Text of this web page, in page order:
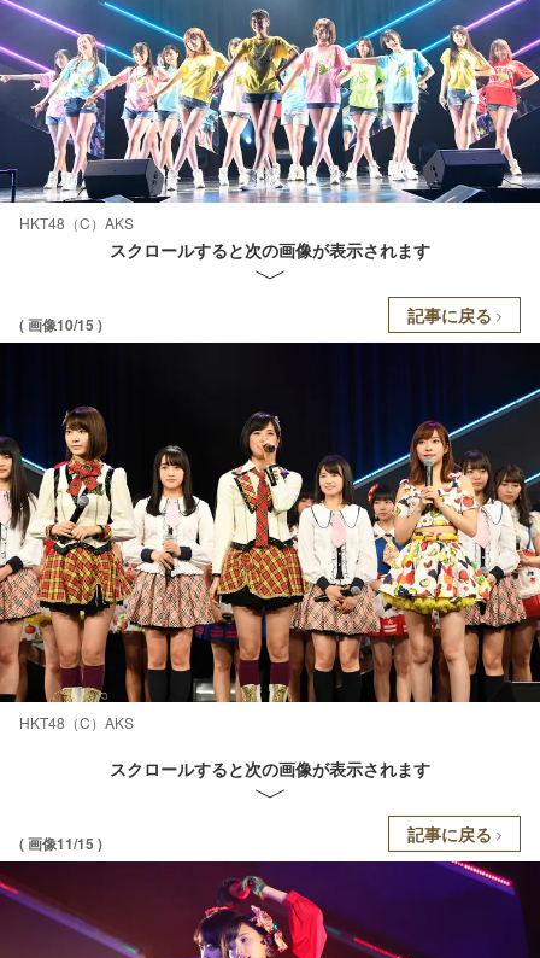
HKT48（C）AKS
スクロールすると次の画像が表示されます
( 画像10/15 ) 記事に戻る
HKT48（C）AKS
スクロールすると次の画像が表示されます
( 画像11/15 ) 記事に戻る